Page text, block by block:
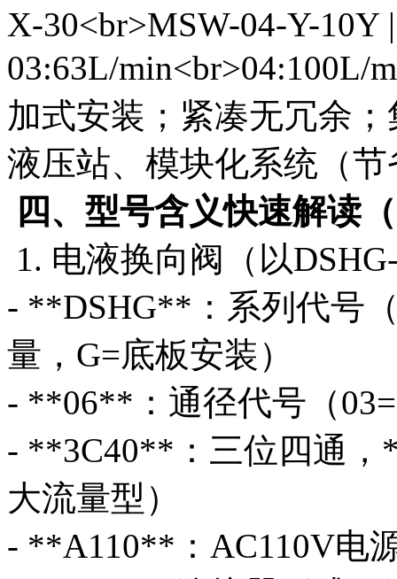
X-30<br>MSW-04-Y-
03:63L/min<br>04:100L/
加式安装；紧凑无冗余
液压站、模块化系统（
四、型号含义快速解读
1. 电液换向阀（以
- **DSHG**：系列代号
量，G=底板安装）
- **06**：通径代号（
- **3C40**：三位四通
大流量型）
- **A110**：AC110V电